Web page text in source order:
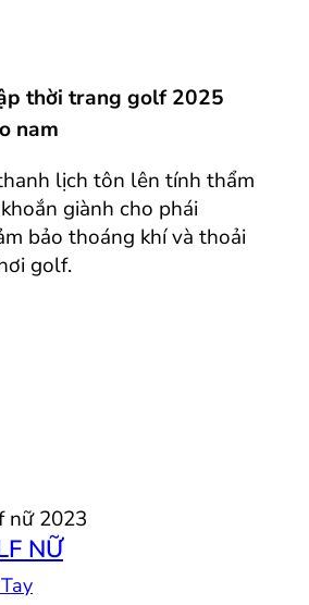
thời trang golf 2025
nam
lịch tôn lên tính thẩm
giành cho phái
bảo thoáng khí và thoải
golf.
NỮ